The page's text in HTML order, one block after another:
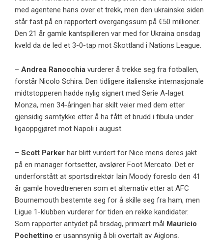
med agentene hans over et trekk, men den ukrainske siden
står fast på en rapportert overgangssum på €50 millioner.
Den 21 år gamle kantspilleren var med for Ukraina onsdag
kveld da de led et 3-0-tap mot Skottland i Nations League.
– Andrea Ranocchia vurderer å trekke seg fra fotballen,
forstår Nicolo Schira. Den tidligere italienske internasjonale
midtstopperen hadde nylig signert med Serie A-laget
Monza, men 34-åringen har skilt veier med dem etter
gjensidig samtykke etter å ha fått et brudd i fibula under
ligaoppgjøret mot Napoli i august.
– Scott Parker har blitt vurdert for Nice mens deres jakt
på en manager fortsetter, avslører Foot Mercato. Det er
underforstått at sportsdirektør Iain Moody foreslo den 41
år gamle hovedtreneren som et alternativ etter at AFC
Bournemouth bestemte seg for å skille seg fra ham, men
Ligue 1-klubben vurderer for tiden en rekke kandidater.
Som rapporter antydet på tirsdag, primært mål Mauricio
Pochettino er usannsynlig å bli overtalt av Aiglons.